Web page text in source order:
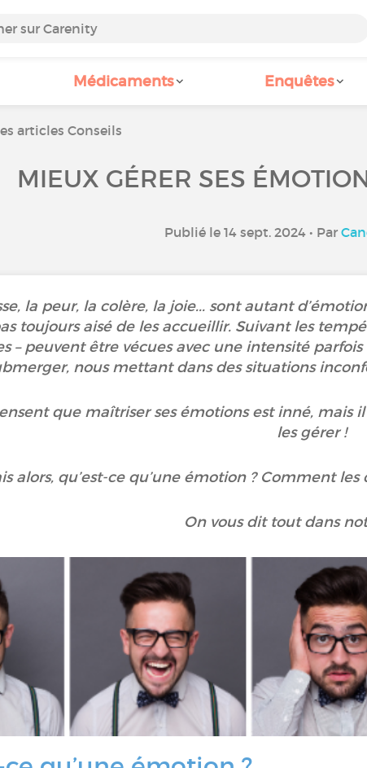
Médicaments Enquêtes
articles Conseils
MIEUX GÉRER SES
Publié le 14 sept. 2024 • Par
la peur, la colère, la joie... sont autant
toujours aisé de les accueillir. Suivant les
– peuvent être vécues avec une intensité
nous mettant dans des situations
que maîtriser ses émotions est inné, mais
les gérer !
alors, qu’est-ce qu’une émotion ? Comment
On vous dit tout dans